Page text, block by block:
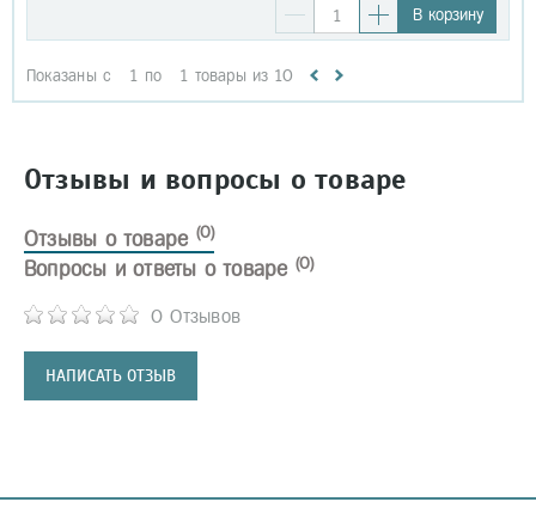
В корзину
Показаны с 1 по 1 товары из 10
Отзывы и вопросы о товаре
Отзывы о товаре (0)
0 Отзывов
НАПИСАТЬ ОТЗЫВ
Вопросы и ответы о товаре (0)